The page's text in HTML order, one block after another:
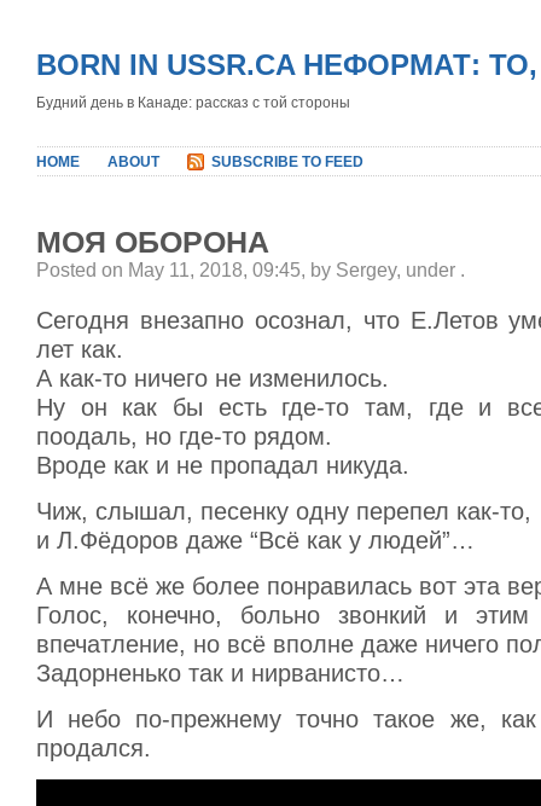
BORN IN USSR.CA НЕФОРМАТ:
Будний день в Канаде: рассказ с той стороны
HOME ABOUT SUBSCRIBE TO FEED
МОЯ ОБОРОНА
Posted on May 11, 2018, 09:45, by Sergey, under .
Сегодня внезапно осознал, что Е.Летов
лет как.
А как-то ничего не изменилось.
Ну он как бы есть где-то там, где и
поодаль, но где-то рядом.
Вроде как и не пропадал никуда.
Чиж, слышал, песенку одну перепел как-то,
и Л.Фёдоров даже “Всё как у людей”…
А мне всё же более понравилась вот эта
Голос, конечно, больно звонкий и этим
впечатление, но всё вполне даже ничего
Задорненько так и нирванисто…
И небо по-прежнему точно такое же,
продался.